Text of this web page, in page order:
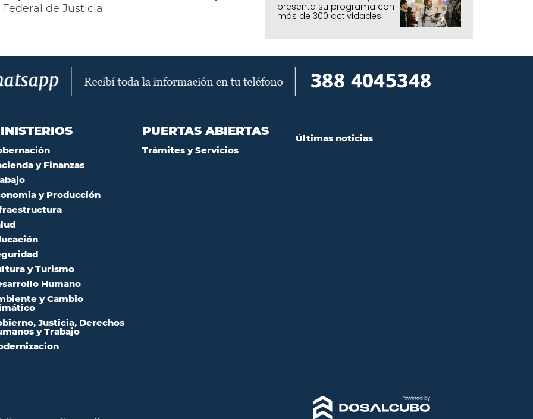
Federal de Justicia
presenta su programa con
más de 300 actividades
y Finanzas
y Producción
y Turismo
Humano
y Cambio
Justicia, Derechos
y Trabajo
PUERTAS ABIERTAS
Trámites y Servicios
Últimas noticias